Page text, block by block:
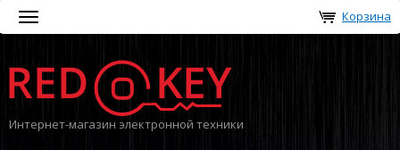
Toggle
navigation
Корзина
Интернет-магазин электронной техники